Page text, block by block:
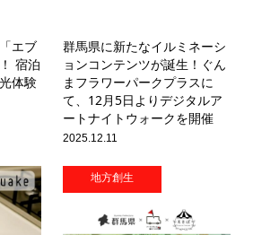
エブ
宿泊
体験
群馬県に新たなイルミネーシ
ョンコンテンツが誕生！ぐん
まフラワーパークプラスに
て、12月5日よりデジタルア
ートナイトウォークを開催
2025.12.11
地方創生